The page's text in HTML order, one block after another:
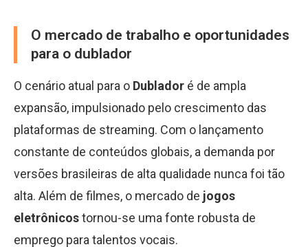
O mercado de trabalho e oportunidades
para o dublador
O cenário atual para o Dublador é de ampla
expansão, impulsionado pelo crescimento das
plataformas de streaming. Com o lançamento
constante de conteúdos globais, a demanda por
versões brasileiras de alta qualidade nunca foi tão
alta. Além de filmes, o mercado de jogos
eletrônicostornou-se uma fonte robusta de
emprego para talentos vocais.